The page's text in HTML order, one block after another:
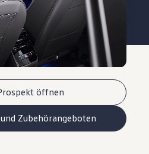
öffnen
Zubehörangeboten